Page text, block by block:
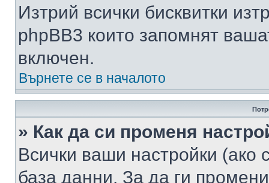
Изтрий всички бисквитки
phpBB3 които запомнят
включен.
Върнете се в началото
» Как да си променя
Всички ваши настройки (ако
база данни. За да ги